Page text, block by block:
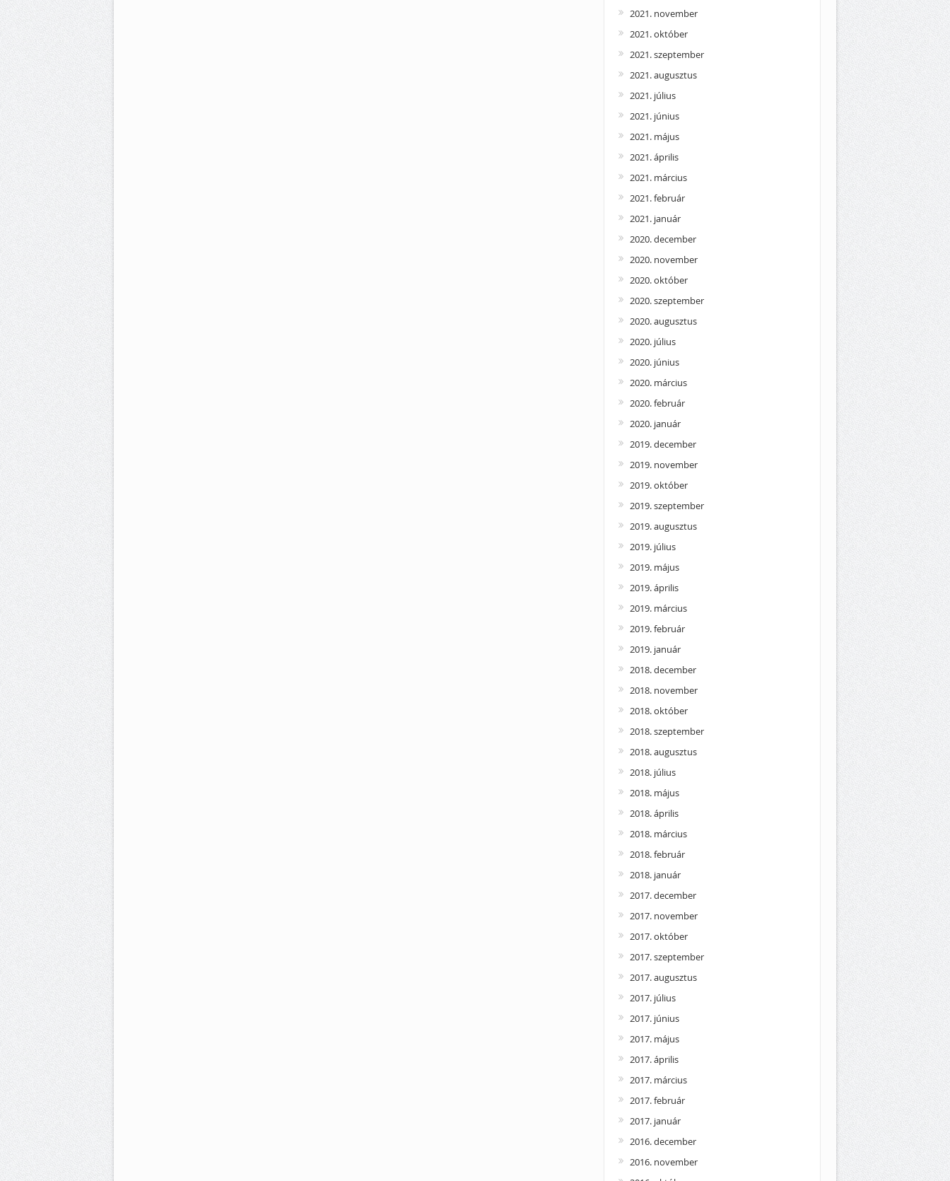
2021. november
2021. október
2021. szeptember
2021. augusztus
2021. július
2021. június
2021. május
2021. április
2021. március
2021. február
2021. január
2020. december
2020. november
2020. október
2020. szeptember
2020. augusztus
2020. július
2020. június
2020. március
2020. február
2020. január
2019. december
2019. november
2019. október
2019. szeptember
2019. augusztus
2019. július
2019. május
2019. április
2019. március
2019. február
2019. január
2018. december
2018. november
2018. október
2018. szeptember
2018. augusztus
2018. július
2018. május
2018. április
2018. március
2018. február
2018. január
2017. december
2017. november
2017. október
2017. szeptember
2017. augusztus
2017. július
2017. június
2017. május
2017. április
2017. március
2017. február
2017. január
2016. december
2016. november